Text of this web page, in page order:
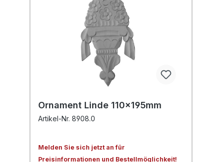
Ornament Linde 110x195mm
Artikel-Nr. 8908.0
Melden Sie sich jetzt an für
Preisinformationen und Bestellmöglichkeit!